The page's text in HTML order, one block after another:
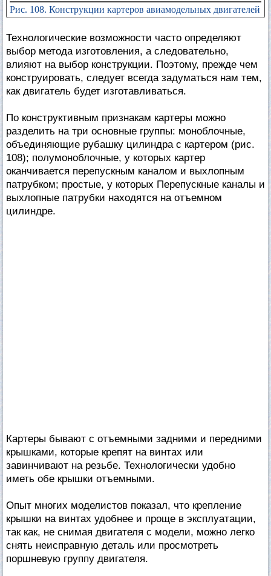
Рис. 108. Конструкции картеров авиамодельных двигателей
Технологические возможности часто определяют
выбор метода изготовления, а следовательно,
влияют на выбор конструкции. Поэтому, прежде чем
конструировать, следует всегда задуматься нам тем,
как двигатель будет изготавливаться.
По конструктивным признакам картеры можно
разделить на три основные группы: моноблочные,
объединяющие рубашку цилиндра с картером (рис.
108); полумоноблочные, у которых картер
оканчивается перепускным каналом и выхлопным
патрубком; простые, у которых Перепускные каналы и
выхлопные патрубки находятся на отъемном
цилиндре.
Картеры бывают с отъемными задними и передними
крышками, которые крепят на винтах или
завинчивают на резьбе. Технологически удобно
иметь обе крышки отъемными.
Опыт многих моделистов показал, что крепление
крышки на винтах удобнее и проще в эксплуатации,
так как, не снимая двигателя с модели, можно легко
снять неисправную деталь или просмотреть
поршневую группу двигателя.